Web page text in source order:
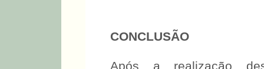
CONCLUSÃO
Após a realização